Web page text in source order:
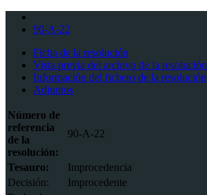
90-A-22
Ficha de la resolución
Vista previa del archivo de la resolución
Información del fichero de la resolución
Adjuntos
Número de
referencia
de la
resolución:
90-A-22
Tesauro:
Improcedencia
Decisión:
Improcedente